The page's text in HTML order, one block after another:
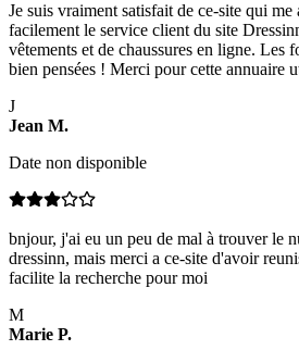
Je suis vraiment satisfait de ce-site qui me
facilement le service client du site
vêtements et de chaussures en ligne. Les
bien pensées ! Merci pour cette annuaire
J
Jean M.
Date non disponible
bnjour, j'ai eu un peu de mal à trouver le
dressinn, mais merci a ce-site d'avoir
facilite la recherche pour moi
M
Marie P.